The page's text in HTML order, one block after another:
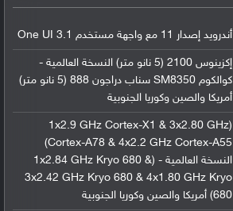
أندرويد إصدار 11 مع واجهة مستخدم One UI 3.1
إكزينوس 2100 (5 نانو متر) النسخة العالمية -
كوالكوم SM8350 سناب دراجون 888 (5 نانو متر)
أمريكا والصين وكوريا الجنوبية
(1x2.9 GHz Cortex-X1 & 3x2.80 GHz
Cortex-A78 & 4x2.2 GHz Cortex-A55)
النسخة العالمية - (1x2.84 GHz Kryo 680 &
3x2.42 GHz Kryo 680 & 4x1.80 GHz Kryo
680) أمريكا والصين وكوريا الجنوبية